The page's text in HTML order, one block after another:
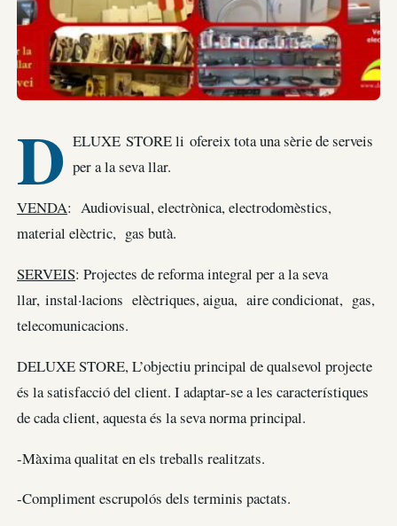
D ELUXE STORE li ofereix tota una sèrie de serveis
per a la seva llar.
VENDA: Audiovisual, electrònica, electrodomèstics,
material elèctric, gas butà.
SERVEIS: Projectes de reforma integral per a la seva
llar, instal·lacions elèctriques, aigua, aire condicionat, gas,
telecomunicacions.
DELUXE STORE, L’objectiu principal de qualsevol projecte
és la satisfacció del client. I adaptar-se a les característiques
de cada client, aquesta és la seva norma principal.
-Màxima qualitat en els treballs realitzats.
-Compliment escrupolós dels terminis pactats.